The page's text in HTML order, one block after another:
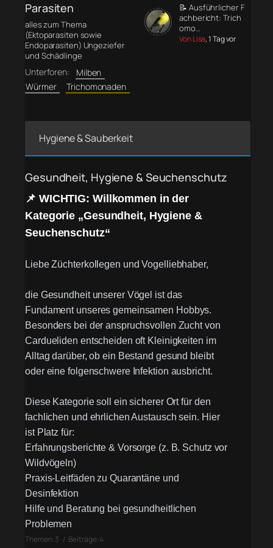
Parasiten
alles zum Thema
(Ektoparasiten sowie
Endoparasiten) Ungeziefer
und Schädlinge
Unterforen:
Milben
Würmer
Trichomonaden
📝 Ausführlicher F
achbericht: Trich
omo…
Von Lisa, 1 Tag vor
Hygiene & Sauberkeit
Gesundheit, Hygiene & Seuchenschutz
📌 WICHTIG: Willkommen in der
Kategorie „Gesundheit, Hygiene &
Seuchenschutz“
Liebe Züchterkollegen und Vogelliebhaber,
die Gesundheit unserer Vögel ist das
Fundament unseres gemeinsamen Hobbys.
Besonders bei der anspruchsvollen Zucht von
Cardueliden entscheiden oft Kleinigkeiten im
Alltag darüber, ob ein Bestand gesund bleibt
oder eine folgenschwere Infektion ausbricht.
Diese Kategorie soll ein sicherer Ort für den
fachlichen und ehrlichen Austausch sein. Hier
ist Platz für:
Erfahrungsberichte & Vorsorge (z. B. Schutz vor
Wildvögeln)
Praxis-Leitfäden zu Quarantäne und
Desinfektion
Hilfe und Beratung bei gesundheitlichen
Problemen
Themen: 3 / Beiträge: 4